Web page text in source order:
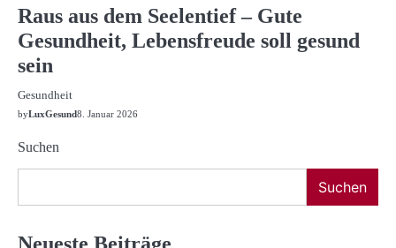
Raus aus dem Seelentief – Gute
Gesundheit, Lebensfreude soll gesund
sein
Gesundheit
byLuxGesund8. Januar 2026
Suchen
Suchen